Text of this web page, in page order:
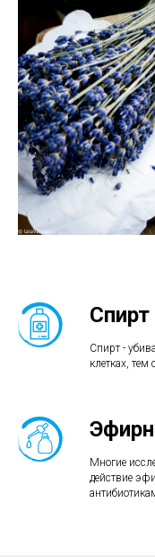
Спирт
Спирт -
клетках,
Многие
действие